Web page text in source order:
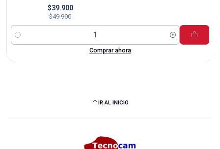
$39.900
$49.900
Cantidad
Comprar ahora
IR AL INICIO